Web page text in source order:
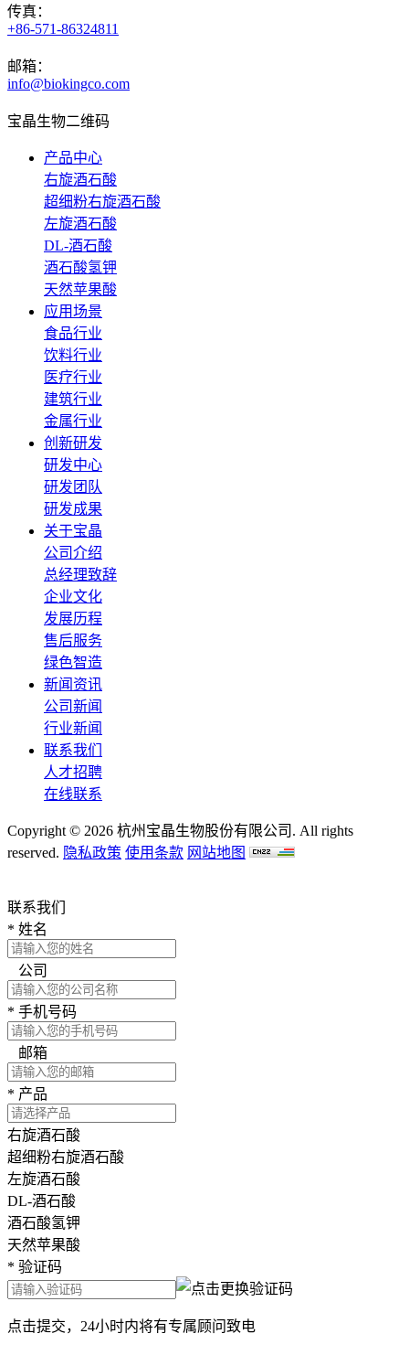
传真：
+86-571-86324811
邮箱：
info@biokingco.com
宝晶生物二维码
产品中心
右旋酒石酸
超细粉右旋酒石酸
左旋酒石酸
DL-酒石酸
酒石酸氢钾
天然苹果酸
应用场景
食品行业
饮料行业
医疗行业
建筑行业
金属行业
创新研发
研发中心
研发团队
研发成果
关于宝晶
公司介绍
总经理致辞
企业文化
发展历程
售后服务
绿色智造
新闻资讯
公司新闻
行业新闻
联系我们
人才招聘
在线联系
Copyright © 2026 杭州宝晶生物股份有限公司. All rights
reserved. 隐私政策 使用条款 网站地图
联系我们
* 姓名
公司
* 手机号码
邮箱
* 产品
右旋酒石酸
超细粉右旋酒石酸
左旋酒石酸
DL-酒石酸
酒石酸氢钾
天然苹果酸
* 验证码
点击提交，24小时内将有专属顾问致电